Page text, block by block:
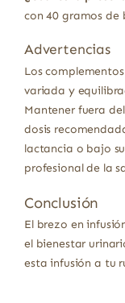
con 40 gramos de
Advertencias
Los
variada y
Mantener fuera
dosis
lactancia o bajo
profesional de la
Conclusión
El brezo en
el bienestar
esta infusión a tu